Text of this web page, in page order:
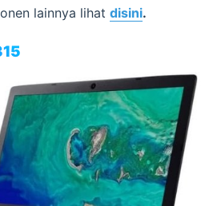
lainnya lihat disini.